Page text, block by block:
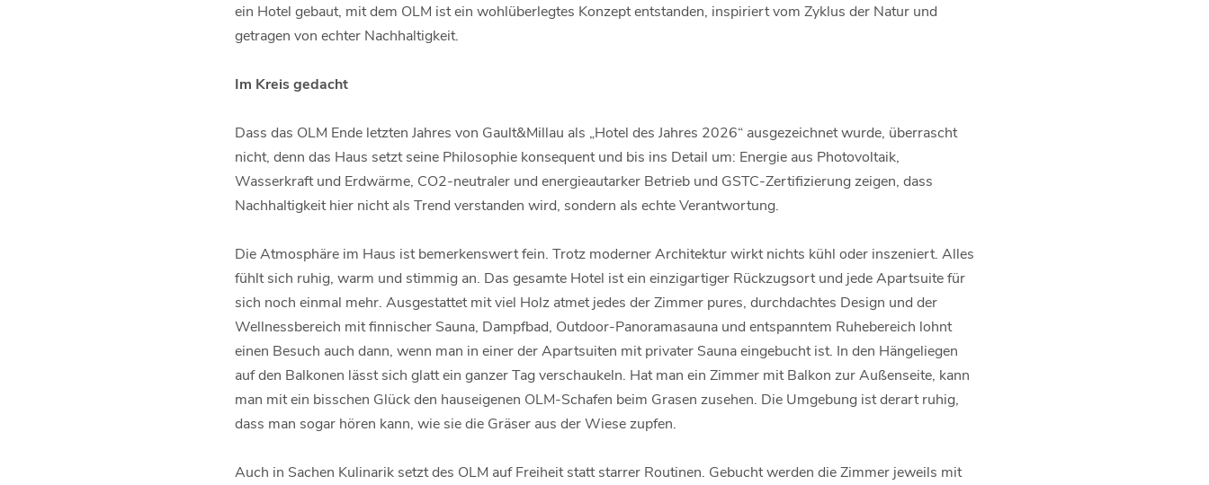
ein Hotel gebaut, mit dem OLM ist ein wohlüberlegtes Konzept entstanden, inspiriert vom Zyklus der Natur und
getragen von echter Nachhaltigkeit.
Im Kreis gedacht
Dass das OLM Ende letzten Jahres von Gault&Millau als „Hotel des Jahres 2026“ ausgezeichnet wurde, überrascht
nicht, denn das Haus setzt seine Philosophie konsequent und bis ins Detail um: Energie aus Photovoltaik,
Wasserkraft und Erdwärme, CO2-neutraler und energieautarker Betrieb und GSTC-Zertifizierung zeigen, dass
Nachhaltigkeit hier nicht als Trend verstanden wird, sondern als echte Verantwortung.
Die Atmosphäre im Haus ist bemerkenswert fein. Trotz moderner Architektur wirkt nichts kühl oder inszeniert. Alles
fühlt sich ruhig, warm und stimmig an. Das gesamte Hotel ist ein einzigartiger Rückzugsort und jede Apartsuite für
sich noch einmal mehr. Ausgestattet mit viel Holz atmet jedes der Zimmer pures, durchdachtes Design und der
Wellnessbereich mit finnischer Sauna, Dampfbad, Outdoor-Panoramasauna und entspanntem Ruhebereich lohnt
einen Besuch auch dann, wenn man in einer der Apartsuiten mit privater Sauna eingebucht ist. In den Hängeliegen
auf den Balkonen lässt sich glatt ein ganzer Tag verschaukeln. Hat man ein Zimmer mit Balkon zur Außenseite, kann
man mit ein bisschen Glück den hauseigenen OLM-Schafen beim Grasen zusehen. Die Umgebung ist derart ruhig,
dass man sogar hören kann, wie sie die Gräser aus der Wiese zupfen.
Auch in Sachen Kulinarik setzt des OLM auf Freiheit statt starrer Routinen. Gebucht werden die Zimmer jeweils mit